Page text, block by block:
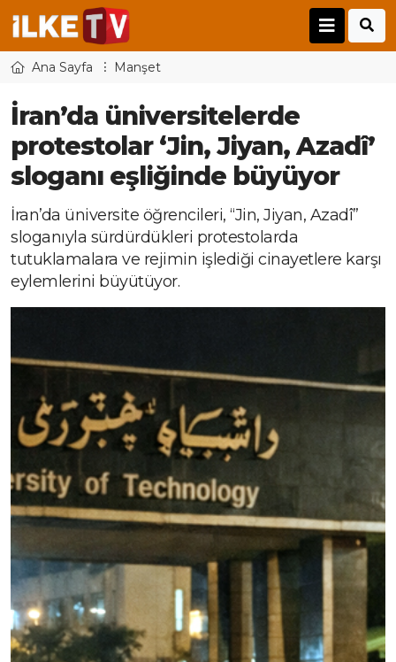
Ana Sayfa Manşet
İran’da üniversitelerde
protestolar ‘Jin, Jiyan, Azadî’
sloganı eşliğinde büyüyor
İran’da üniversite öğrencileri, “Jin, Jiyan, Azadî”
sloganıyla sürdürdükleri protestolarda
tutuklamalara ve rejimin işlediği cinayetlere karşı
eylemlerini büyütüyor.